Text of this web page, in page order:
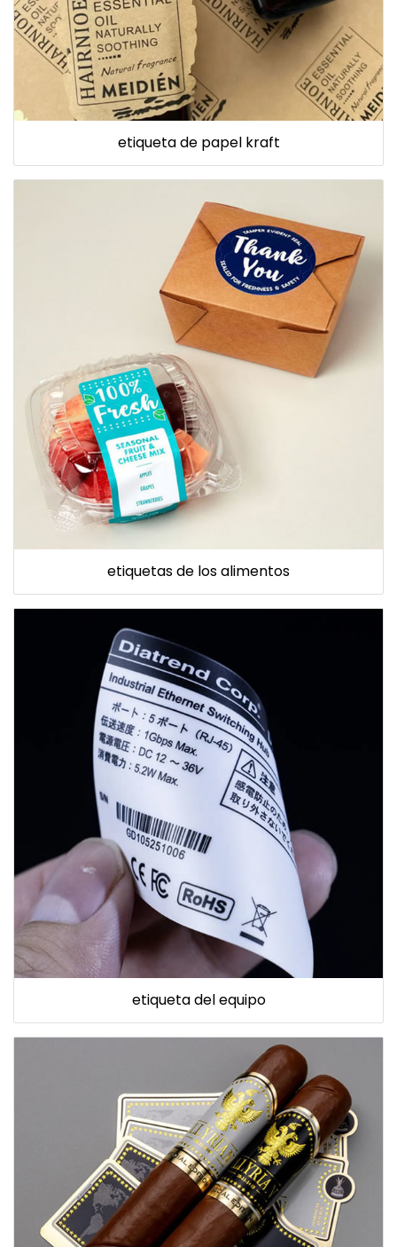
etiqueta de papel kraft
etiquetas de los alimentos
etiqueta del equipo